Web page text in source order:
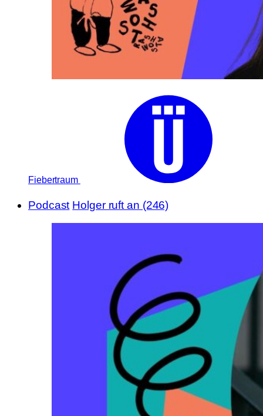
Fiebertraum
Podcast Holger ruft an (246)